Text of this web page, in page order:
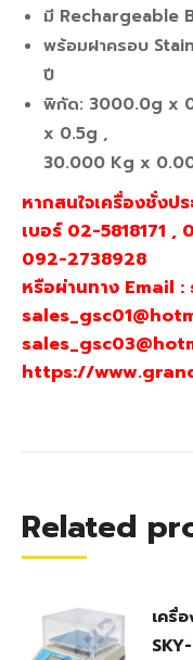
มี Rechargeable
พร้อมฝาครอบ
ปี
พิกัด: 3000.0g x
x 0.5g ,
30.000 Kg x
หากสนใจเครื่องชั่งป
เบอร์ 02-5818171
092-2738928
หรือผ่านทาง Email
https://
Related
เครื่